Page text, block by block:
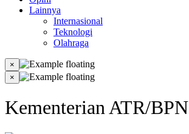
Lainnya
Internasional
Teknologi
Olahraga
×
×
Kementerian ATR/BPN